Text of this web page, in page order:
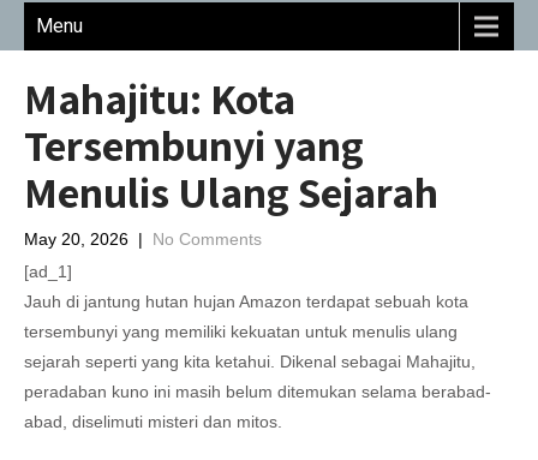
Menu
Mahajitu: Kota
Tersembunyi yang
Menulis Ulang Sejarah
May 20, 2026 | No Comments
[ad_1]
Jauh di jantung hutan hujan Amazon terdapat sebuah kota
tersembunyi yang memiliki kekuatan untuk menulis ulang
sejarah seperti yang kita ketahui. Dikenal sebagai Mahajitu,
peradaban kuno ini masih belum ditemukan selama berabad-
abad, diselimuti misteri dan mitos.